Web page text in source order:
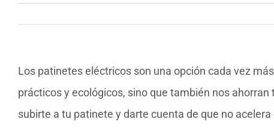
Los patinetes eléctricos son una opción cada vez
prácticos y ecológicos, sino que también nos
subirte a tu patinete y darte cuenta de que no